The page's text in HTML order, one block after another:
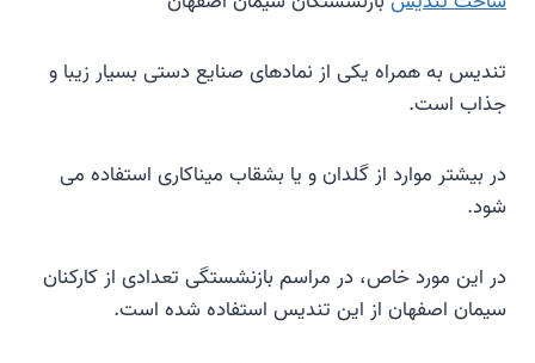
تندیس به همراه یکی از نمادهای صنایع دستی بسیار زیبا و
جذاب است.
در بیشتر موارد از گلدان و یا بشقاب میناکاری استفاده می
شود.
در این مورد خاص، در مراسم بازنشستگی تعدادی از کارکنان
سیمان اصفهان از این تندیس استفاده شده است.